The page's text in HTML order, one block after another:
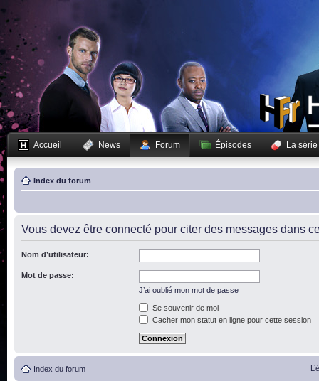
Accueil News Forum Épisodes La série
Index du forum
Vous devez être connecté pour citer des messages dans
Nom d’utilisateur:
Mot de passe:
J’ai oublié mon mot de passe
Se souvenir de moi
Cacher mon statut en ligne pour cette session
Index du forum